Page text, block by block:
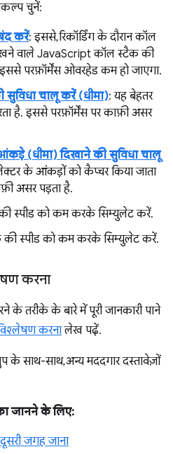
चुनें:
करें: इससे, रिकॉर्डिंग के दौरान कॉल
वाले JavaScript कॉल स्टैक की
इससे परफ़ॉर्मेंस ओवरहेड कम हो जाएगा.
सुविधा चालू करें (धीमा): यह बेहतर
है. इससे परफ़ॉर्मेंस पर काफ़ी असर
(धीमा) दिखाने की सुविधा चालू
के आंकड़ों को कैप्चर किया जाता
असर पड़ता है.
की स्पीड को कम करके सिम्युलेट करें.
की स्पीड को कम करके सिम्युलेट करें.
करना
तरीके के बारे में पूरी जानकारी पाने
विश्लेषण करनालेख पढ़ें.
के साथ-साथ, अन्य मददगार दस्तावेज़ों
जानने के लिए:
जगह जाना